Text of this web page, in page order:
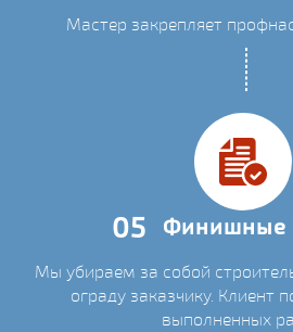
Мастер закрепляет
05 Финишные
Мы убираем за собой
ограду заказчику. Клиент
выполненных